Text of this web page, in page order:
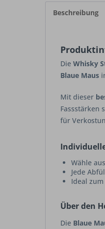
Beschreibung
Die Whisky
Blaue Maus
Mit dieser
Fassstärken
für
Wähle
Jede
Ideal
Über den
Die Blaue